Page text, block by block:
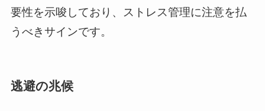
要性を示唆しており、ストレス管理に注意を払
うべきサインです。
逃避の兆候